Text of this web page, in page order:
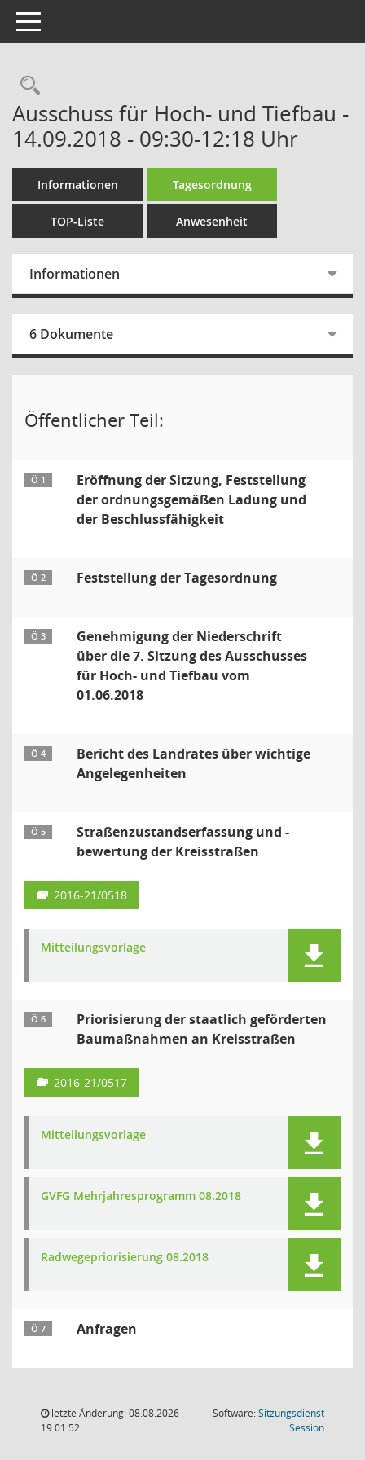
Toggle navigation
Rechercheauswahl
Ausschuss für Hoch- und Tiefbau -
14.09.2018 - 09:30-12:18 Uhr
Informationen Tagesordnung
TOP-Liste Anwesenheit
Informationen
6 Dokumente
Öffentlicher Teil:
Ö 1
Eröffnung der Sitzung, Feststellung
der ordnungsgemäßen Ladung und
der Beschlussfähigkeit
Ö 2 Feststellung der Tagesordnung
Ö 3
Genehmigung der Niederschrift
über die 7. Sitzung des Ausschusses
für Hoch- und Tiefbau vom
01.06.2018
Ö 4
Bericht des Landrates über wichtige
Angelegenheiten
Ö 5
Straßenzustandserfassung und -
bewertung der Kreisstraßen
2016-21/0518
Mitteilungsvorlage
Ö 6
Priorisierung der staatlich geförderten
Baumaßnahmen an Kreisstraßen
2016-21/0517
Mitteilungsvorlage
GVFG Mehrjahresprogramm 08.2018
Radwegepriorisierung 08.2018
Ö 7 Anfragen
letzte Änderung: 08.08.2026
19:01:52
Software:Sitzungsdienst
Session(Wird in